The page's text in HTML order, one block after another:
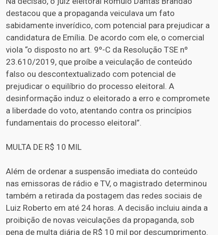
destacou que a propaganda veiculava um fato
sabidamente inverídico, com potencial para prejudicar a
candidatura de Emília. De acordo com ele, o comercial
viola “o disposto no art. 9º-C da Resolução TSE nº
23.610/2019, que proíbe a veiculação de conteúdo
falso ou descontextualizado com potencial de
prejudicar o equilíbrio do processo eleitoral. A
desinformação induz o eleitorado a erro e compromete
a liberdade do voto, atentando contra os princípios
fundamentais do processo eleitoral”.
MULTA DE R$ 10 MIL
Além de ordenar a suspensão imediata do conteúdo
nas emissoras de rádio e TV, o magistrado determinou
também a retirada da postagem das redes sociais de
Luiz Roberto em até 24 horas. A decisão incluiu ainda a
proibição de novas veiculações da propaganda, sob
pena de multa diária de R$ 10 mil por descumprimento.